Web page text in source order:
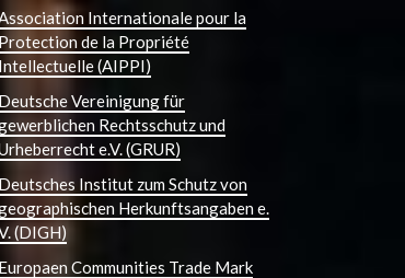
Association Internationale pour la
Protection de la Propriété
Intellectuelle (AIPPI)
Deutsche Vereinigung für
Rechtsschutz und
e.V. (GRUR)
Deutsches Institut zum Schutz von
Herkunftsangaben e.
(DIGH)
Europaen Communities Trade Mark